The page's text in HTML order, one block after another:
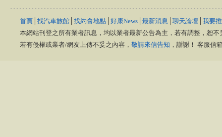
首頁 找汽車旅館 找約會地點 好康News 最新消息 聊天論壇 我要
本網站刊登之所有業者訊息，均以業者最新公告為主，若有調整，恕
若有侵權或業者/網友上傳不妥之內容， 敬請來信告知 ，謝謝！ 客服信